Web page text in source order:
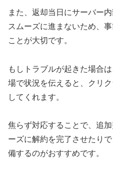
また、返却当日にサーバー
スムーズに進まないため、
ことが大切です。
もしトラブルが起きた場合
場で状況を伝えると、クリ
してくれます。
焦らず対応することで、追
ーズに解約を完了させたり
備するのがおすすめです。